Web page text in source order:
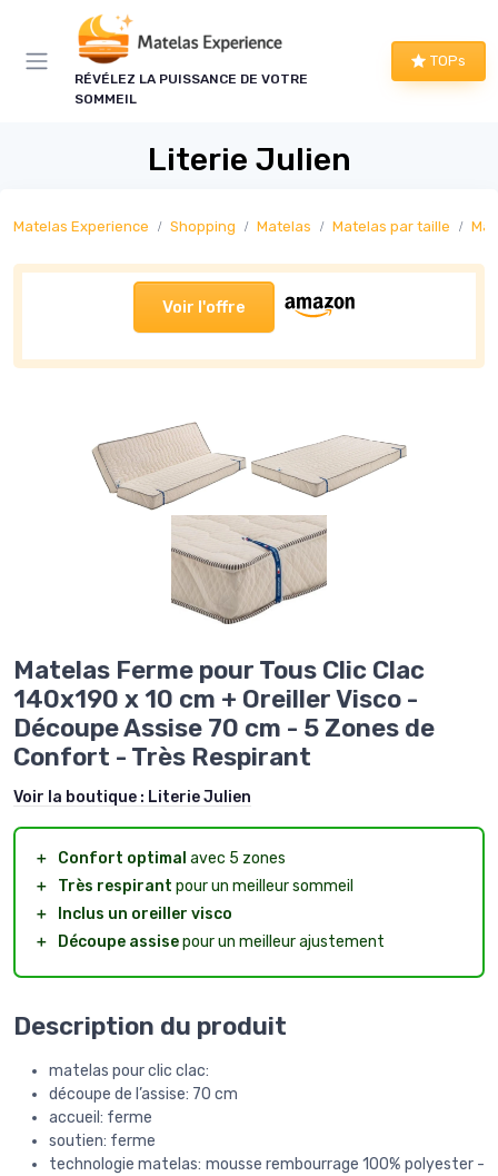
RÉVÉLEZ LA PUISSANCE DE VOTRE
SOMMEIL
TOPs
Literie Julien
Matelas Experience Shopping Matelas Matelas par taille
Voir l'offre
Matelas Ferme pour Tous Clic Clac
140x190 x 10 cm + Oreiller Visco -
Découpe Assise 70 cm - 5 Zones de
Confort - Très Respirant
Voir la boutique : Literie Julien
＋ Confort optimal avec 5 zones
＋
Très respirant pour un meilleur sommeil
＋
Inclus un oreiller visco
＋
Découpe assisepour un meilleur ajustement
Description du produit
matelas pour clic clac:
découpe de l’assise: 70 cm
accueil: ferme
soutien: ferme
technologie matelas: mousse rembourrage 100% polyester -
Panneau de gestion des cookies